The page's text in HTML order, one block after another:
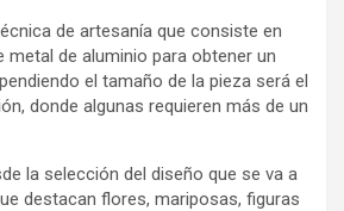
de artesanía que consiste en
metal de aluminio para obtener un
el tamaño de la pieza será el
donde algunas requieren más de un
la selección del diseño que se va a
destacan flores, mariposas, figuras